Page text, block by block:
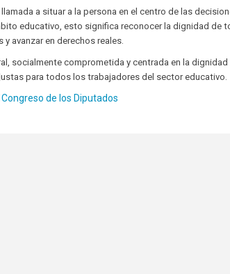
a situar a la persona en el centro de las
educativo, esto significa reconocer la dignidad de
avanzar en derechos reales.
socialmente comprometida y centrada en la dignidad
para todos los trabajadores del sector educativo.
de los Diputados